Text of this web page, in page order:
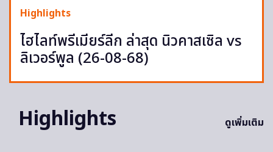
Highlights
ไฮไลท์พรีเมียร์ลีก ล่าสุด นิวคาสเซิล vs
ลิเวอร์พูล (26-08-68)
Highlights ดูเพิ่มเติม